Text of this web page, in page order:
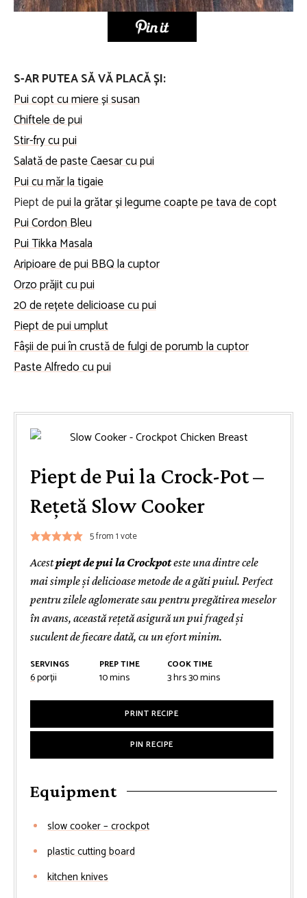
S-AR PUTEA SĂ VĂ PLACĂ ȘI:
Pui copt cu miere și susan
Chiftele de pui
Stir-fry cu pui
Salată de paste Caesar cu pui
Pui cu măr la tigaie
Piept de pui la grătar și legume coapte pe tava de copt
Pui Cordon Bleu
Pui Tikka Masala
Aripioare de pui BBQ la cuptor
Orzo prăjit cu pui
20 de rețete delicioase cu pui
Piept de pui umplut
Fâșii de pui în crustă de fulgi de porumb la cuptor
Paste Alfredo cu pui
Piept de Pui la Crock-Pot –
Rețetă Slow Cooker
5from 1 vote
Acestpiept de pui la Crockpoteste una dintre cele
mai simple și delicioase metode de a găti puiul. Perfect
pentru zilele aglomerate sau pentru pregătirea meselor
în avans, această rețetă asigură un pui fraged și
suculent de fiecare dată, cu un efort minim.
SERVINGS
6porții
PREP TIME
10minutes
mins
COOK TIME
3hours
hrs30minutes
mins
PRINT RECIPE
PIN RECIPE
Equipment
slow cooker – crockpot
plastic cutting board
kitchen knives